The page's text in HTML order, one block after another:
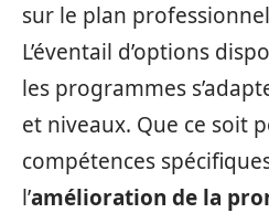
sur le plan
L’éventail d’options
les programmes
et niveaux. Que ce soit
compétences
l’amélioration de la